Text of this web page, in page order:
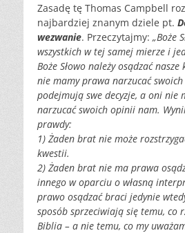
Zasadę tę Thomas Campbell
najbardziej znanym dziele pt.
wezwanie. Przeczytajmy: „Boże
wszystkich w tej samej mierze i
Boże Słowo należy osądzać
nie mamy prawa narzucać
podejmują swe decyzje, a oni nie
narzucać swoich opinii nam.
prawdy:
1) Żaden brat nie może
kwestii.
2) Żaden brat nie ma prawa
innego w oparciu o własną
prawo osądzać braci jedynie
sposób sprzeciwiają się temu, co
Biblia – a nie temu, co my